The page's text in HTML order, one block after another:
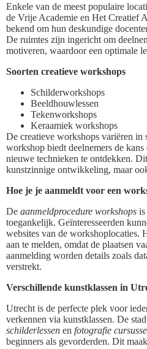
Enkele van de meest populaire
de Vrije Academie en Het Creatief
bekend om hun deskundige
De ruimtes zijn ingericht om
motiveren, waardoor een optimale
Soorten creatieve workshops
Schilderworkshops
Beeldhouwlessen
Tekenworkshops
Keraamiek workshops
De creatieve workshops variëren
workshop biedt deelnemers de
nieuwe technieken te ontdekken.
kunstzinnige ontwikkeling, maar
Hoe je je aanmeldt voor een
De aanmeldprocedure workshops is
toegankelijk. Geïnteresseerden
websites van de workshoplocaties.
aan te melden, omdat de plaatsen
aanmelding worden details zoals
verstrekt.
Verschillende kunstklassen in
Utrecht is de perfecte plek voor
verkennen via kunstklassen. De
schilderlessen en fotografie
beginners als gevorderden. Dit